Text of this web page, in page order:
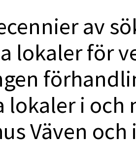
av
lokaler för
lokaler i och
Väven och